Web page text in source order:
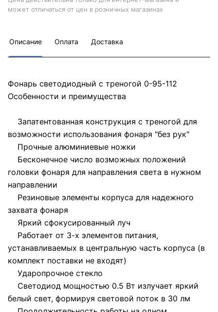
может отличаться от цен в розничных магазинах
Описание Оплата Доставка
Фонарь светодиодный с треногой 0-95-112
Особенности и преимущества
Запатентованная конструкция с треногой для
возможности использования фонаря "без рук"
Прочные алюминиевые ножки
Бесконечное число возможных положений
головки фонаря для направления света в нужном
направлении
Резиновые элементы корпуса для надежного
захвата фонаря
Яркий сфокусированный луч
Работает от 3-х элементов питания,
устанавливаемых в центральную часть корпуса (в
комплект поставки не входят)
Ударопрочное стекло
Светодиод мощностью 0.5 Вт излучает яркий
белый свет, формируя световой поток в 30 лм